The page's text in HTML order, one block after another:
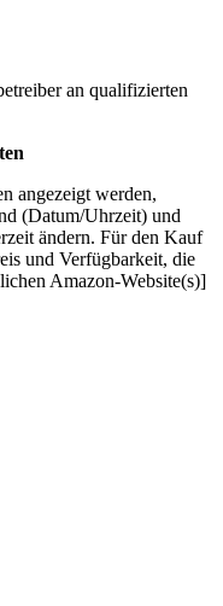
an qualifizierten
angezeigt werden,
(Datum/Uhrzeit) und
ändern. Für den Kauf
und Verfügbarkeit, die
Amazon-Website(s)]